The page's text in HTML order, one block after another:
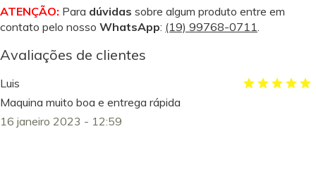
ATENÇÃO: Para dúvidas sobre algum produto entre em
contato pelo nosso WhatsApp: (19) 99768-0711.
Avaliações de clientes
Luis
Maquina muito boa e entrega rápida
16 janeiro 2023 - 12:59